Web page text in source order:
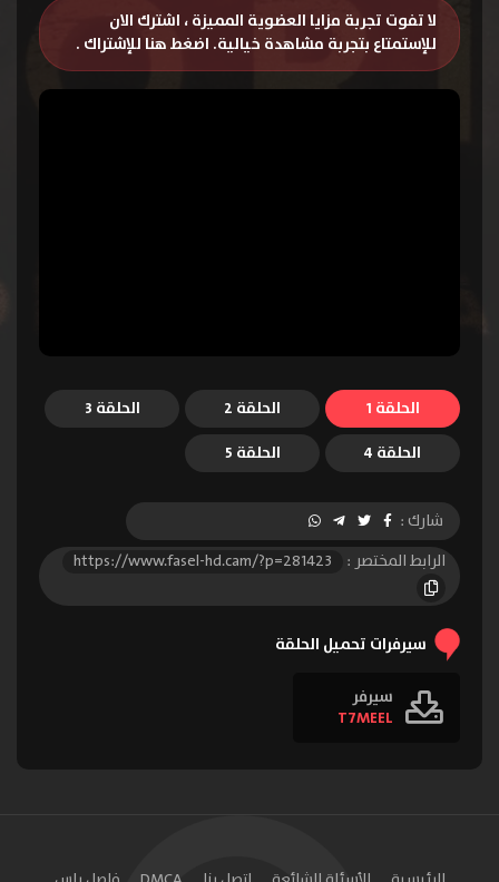
لا تفوت تجربة مزايا العضوية المميزة ، اشترك الان
للإستمتاع بتجربة مشاهدة خيالية. اضغط هنا للإشتراك .
الحلقة 1 الحلقة 2
الحلقة 3
الحلقة 4
الحلقة 5
شارك :
الرابط المختصر :
https://www.fasel-hd.cam/?p=281423
سيرفرات تحميل الحلقة
سيرفر
T7MEEL